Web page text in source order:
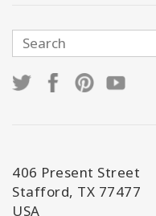
406 Present Street
Stafford, TX 77477
USA